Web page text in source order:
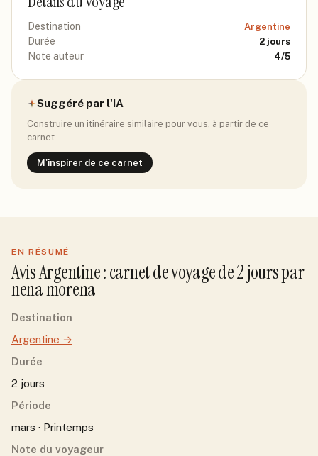
Destination Argentine
Durée 2 jours
Note auteur 4/5
Suggéré par l'IA
Construire un itinéraire similaire pour vous, à partir de ce
carnet.
M'inspirer de ce carnet
EN RÉSUMÉ
AvisArgentine: carnet de voyage de2jourspar
nena morena
Destination
Argentine →
Durée
2 jours
Période
mars · Printemps
Note du voyageur